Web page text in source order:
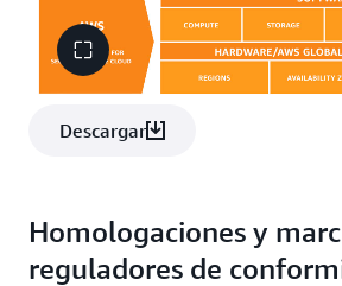
Descargar
Homologaciones y
reguladores de